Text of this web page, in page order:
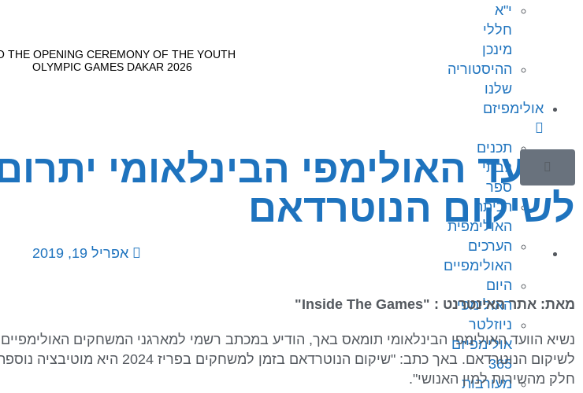
י"א
חללי
מינכן
ההיסטוריה
שלנו
אולימפיזם
תכנים
לבתי
ספר
הכיתה
האולימפית
הערכים
האולימפיים
היום
האולימפי
ניוזלטר
אולימפיזם
365
מעורבות
הוועד האולימפי הבינלאומי
לשיקום הנוטרדאם
אפריל 19, 2019
מאת: אתר האינטרנט : "Inside The Games"
לשיקום הנוטרדאם. באך כתב: "שיקום
חלק מהשירות למין האנושי".